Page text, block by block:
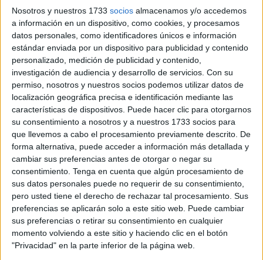
Nosotros y nuestros 1733 socios almacenamos y/o accedemos
a información en un dispositivo, como cookies, y procesamos
datos personales, como identificadores únicos e información
estándar enviada por un dispositivo para publicidad y contenido
personalizado, medición de publicidad y contenido,
investigación de audiencia y desarrollo de servicios. Con su
permiso, nosotros y nuestros socios podemos utilizar datos de
localización geográfica precisa e identificación mediante las
características de dispositivos. Puede hacer clic para otorgarnos
su consentimiento a nosotros y a nuestros 1733 socios para
que llevemos a cabo el procesamiento previamente descrito. De
forma alternativa, puede acceder a información más detallada y
cambiar sus preferencias antes de otorgar o negar su
consentimiento. Tenga en cuenta que algún procesamiento de
sus datos personales puede no requerir de su consentimiento,
pero usted tiene el derecho de rechazar tal procesamiento. Sus
preferencias se aplicarán solo a este sitio web. Puede cambiar
sus preferencias o retirar su consentimiento en cualquier
momento volviendo a este sitio y haciendo clic en el botón
"Privacidad" en la parte inferior de la página web.
más de una decena de jóvenes junto a sus ordenadores
en las instalaciones deCeuta Open Futureen las
Murallas Reales. Todos han acudido a la llamada de la
Ciudad, que ha organizado este sábado elprimer
'Hackaton', un encuentro en el que competirán durante
todo el fin de semanavarios grupos de programadores y
expertos de este ámbito, con el objetivo de diseñar un
proyecto de base tecnológica dirigido mejorar la vida de la
población ceutí.